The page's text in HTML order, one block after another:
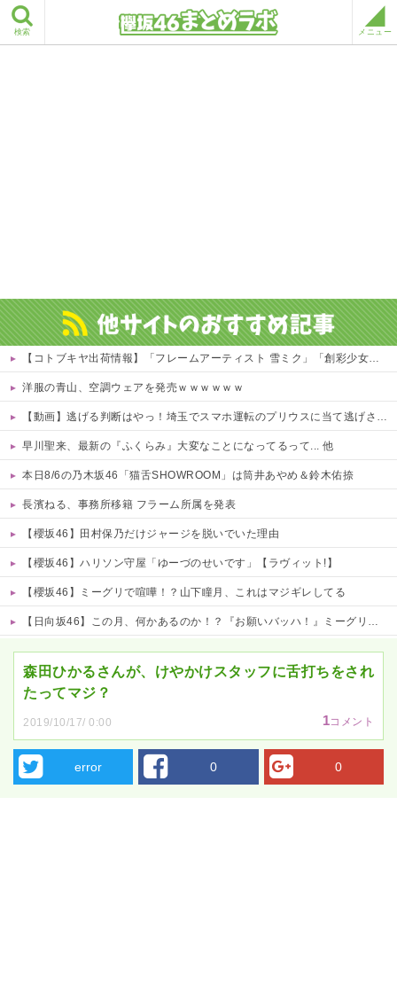
検索 メニュー
【コトブキヤ出荷情報】「フレームアーティスト 雪ミク」「創彩少女庭園 早乙女 瑠衣【桃桜高校・競泳水着】」プラモデルほか【発売日決定】
洋服の青山、空調ウェアを発売ｗｗｗｗｗｗ
【動画】逃げる判断はやっ！埼玉でスマホ運転のプリウスに当て逃げされる車載。
早川聖来、最新の『ふくらみ』大変なことになってるって... 他
本日8/6の乃木坂46「猫舌SHOWROOM」は筒井あやめ＆鈴木佑捺
長濱ねる、事務所移籍 フラーム所属を発表
【櫻坂46】田村保乃だけジャージを脱いでいた理由
【櫻坂46】ハリソン守屋「ゆーづのせいです」【ラヴィット!】
【櫻坂46】ミーグリで喧嘩！？山下瞳月、これはマジギレしてる
【日向坂46】この月、何かあるのか！？『お願いバッハ！』ミーグリ日程がこちら
森田ひかるさんが、けやかけスタッフに舌打ちをされ
たってマジ？
2019/10/17/ 0:00 1コメント
error 0 0